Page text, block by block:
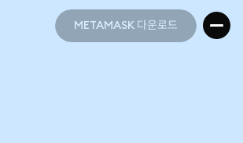
METAMASK 다운로드